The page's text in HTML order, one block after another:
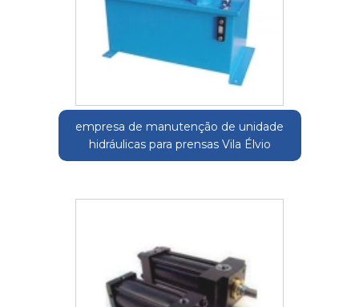
empresa de manutenção de unidade
hidráulicas para prensas Vila Élvio